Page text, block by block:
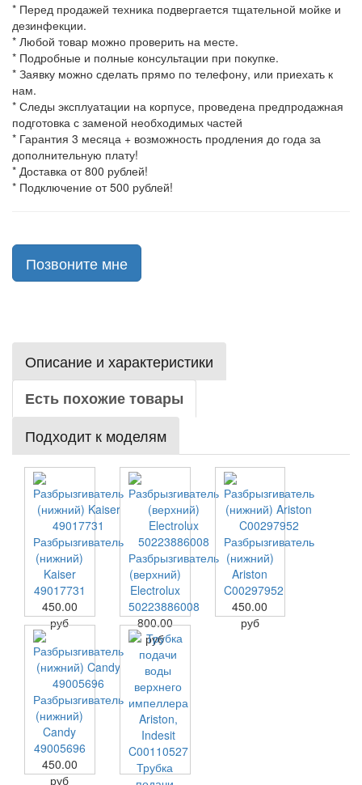
* Перед продажей техника подвергается тщательной мойке и
дезинфекции.
* Любой товар можно проверить на месте.
* Подробные и полные консультации при покупке.
* Заявку можно сделать прямо по телефону, или приехать к
нам.
* Следы эксплуатации на корпусе, проведена предпродажная
подготовка с заменой необходимых частей
* Гарантия 3 месяца + возможность продления до года за
дополнительную плату!
* Доставка от 800 рублей!
* Подключение от 500 рублей!
Позвоните мне
Описание и характеристики
Есть похожие товары
Подходит к моделям
Разбрызгиватель
(нижний)
Kaiser
49017731
450.00
руб
Разбрызгиватель
(верхний)
Electrolux
50223886008
800.00
руб
Разбрызгиватель
(нижний)
Ariston
C00297952
450.00
руб
Разбрызгиватель
(нижний)
Candy
49005696
450.00
руб
Трубка